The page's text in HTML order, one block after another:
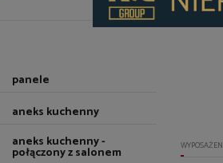
panele
aneks kuchenny
aneks kuchenny -
połączony z salonem